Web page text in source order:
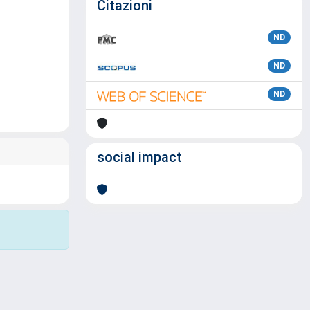
Citazioni
ND
ND
ND
social impact